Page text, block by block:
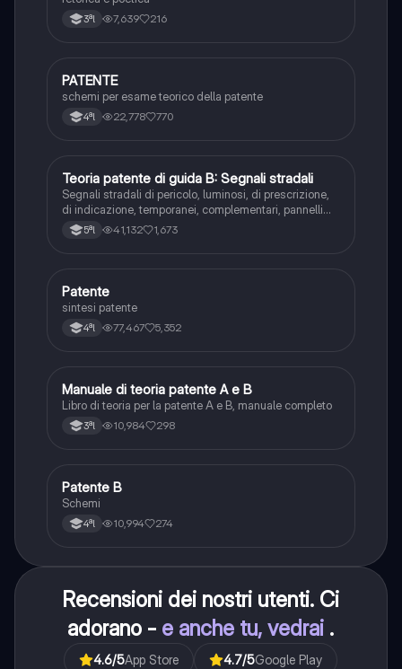
3ªl 7,639 216
Altro
PATENTE
schemi per esame teorico della patente
4ªl 22,778 770
Ed. civ.
Teoria patente di guida B: Segnali stradali
Segnali stradali di pericolo, luminosi, di prescrizione,
di indicazione, temporanei, complementari, pannelli
integrativi, segnaletica orizzontale, segnalazioni
agenti del traffico, distanza di visibilità per l‘arresto,
5ªl 41,132 1,673
Altro
Patente
sintesi patente
4ªl 77,467 5,352
Italiano
Manuale di teoria patente A e B
Libro di teoria per la patente A e B, manuale completo
3ªl 10,984 298
Altro
Patente B
Schemi
4ªl 10,994 274
Recensioni dei nostri utenti. Ci
adorano - e anche tu, vedrai .
4.6/5App Store 4.7/5Google Play